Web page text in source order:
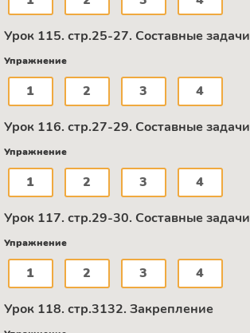
Урок 115. стр.25-27. Составные задачи
Упражнение
1 2 3 4
Урок 116. стр.27-29. Составные задачи
Упражнение
1 2 3 4
Урок 117. стр.29-30. Составные задачи
Упражнение
1 2 3 4
Урок 118. стр.3132. Закрепление